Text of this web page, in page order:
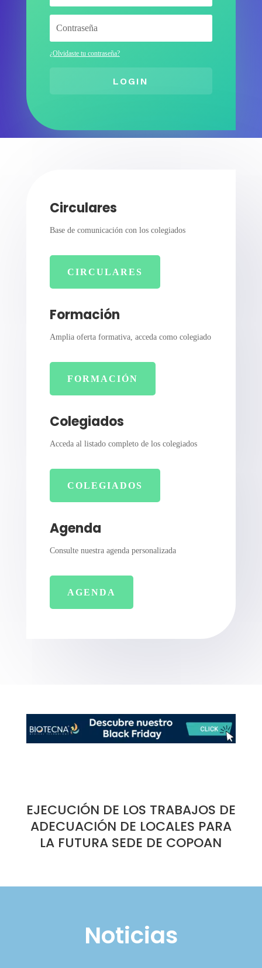
¿Olvidaste tu contraseña?
LOGIN
Circulares
Base de comunicación con los colegiados
CIRCULARES
Formación
Amplia oferta formativa, acceda como colegiado
FORMACIÓN
Colegiados
Acceda al listado completo de los colegiados
COLEGIADOS
Agenda
Consulte nuestra agenda personalizada
AGENDA
EJECUCIÓN DE LOS TRABAJOS DE
ADECUACIÓN DE LOCALES PARA
LA FUTURA SEDE DE COPOAN
Noticias